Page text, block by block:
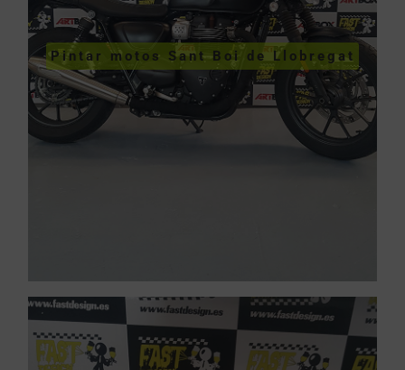
Pintar motos Sant Boi de Llobregat
Pintar motos Sant Boi
de Llobregat
VER PINTURA DE MOTOS